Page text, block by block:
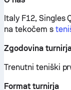
Italy F12, Singles
na tekočem s
Zgodovina
Trenutni teniški
Format turnirja